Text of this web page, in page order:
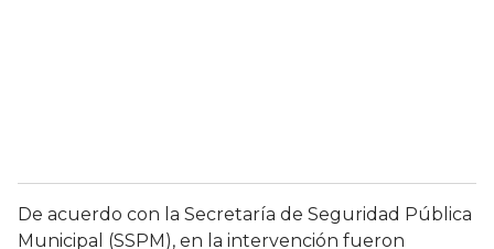
De acuerdo con la Secretaría de Seguridad Pública
Municipal (SSPM), en la intervención fueron